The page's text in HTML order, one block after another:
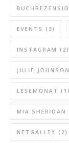
EVENTS (3)
INSTAGRAM (2)
JULIE JOHNSON
LESEMONAT
MIA SHERIDAN
NETGALLEY (2)